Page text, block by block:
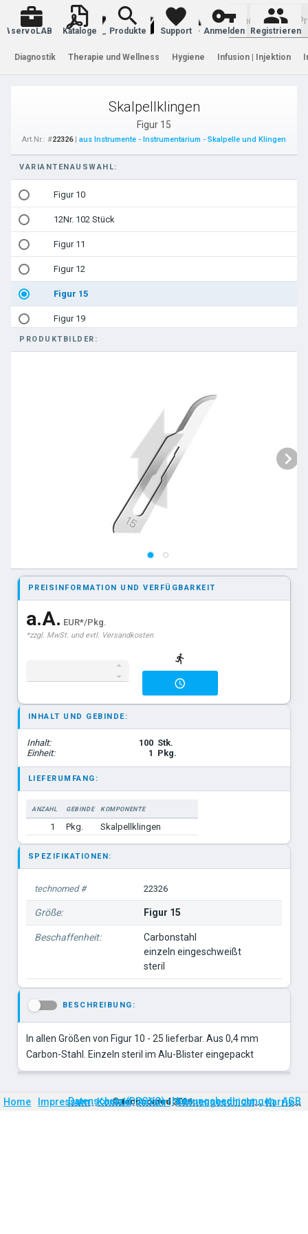
Warenkorb
servoLAB Kataloge Produkte Support Anmelden Registrieren
Diagnostik Therapie und Wellness Hygiene Infusion | Injektion
Skalpellklingen
Figur 15
Art.Nr.: #22326| aus Instrumente - Instrumentarium - Skalpelle und Klingen
VARIANTENAUSWAHL:
Figur 10
12Nr. 102 Stück
Figur 11
Figur 12
Figur 15
Figur 19
Figur 20
PRODUKTBILDER:
PREISINFORMATION UND VERFÜGBARKEIT
a.A. EUR*/Pkg.
*zzgl. MwSt. und evtl. Versandkosten
INHALT UND GEBINDE:
Inhalt: 100 Stk.
Einheit:
1 Pkg.
LIEFERUMFANG:
ANZAHL GEBINDE
KOMPONENTE
1
Pkg. Skalpellklingen
SPEZIFIKATIONEN:
technomed # 22326
Größe: Figur 15
Beschaffenheit:
Carbonstahl
einzeln eingeschweißt
steril
BESCHREIBUNG:
In allen Größen von Figur 10 - 25 lieferbar. Aus 0,4 mm
Carbon-Stahl. Einzeln steril im Alu-Blister eingepackt
Home Impressum Kontakt Anfahrt Firmengeschichte Karriere
©technomed 2026
Datenschutz (DSGVO) Nutzungsbedingungen AGB